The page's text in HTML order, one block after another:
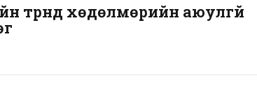
хөдөлмөрийн аюулгүй